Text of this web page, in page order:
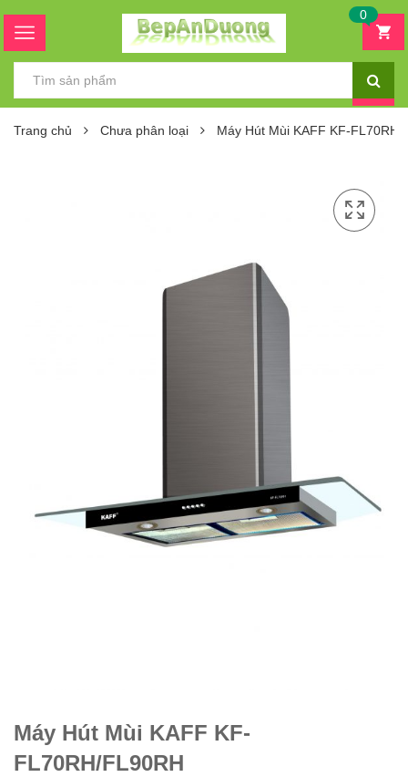
0
Trang chủ Chưa phân loại Máy Hút Mùi KAFF KF-FL70RH/
Máy Hút Mùi KAFF KF-
FL70RH/FL90RH